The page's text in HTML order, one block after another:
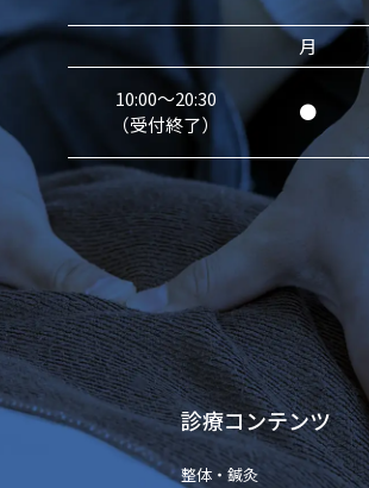
月
10:00～20:30
（受付終了）
●
診療コンテンツ
整体・鍼灸